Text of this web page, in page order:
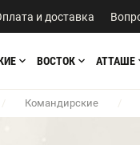
и доставка
ВОСТОК АТТАШЕ
/ Командирские /